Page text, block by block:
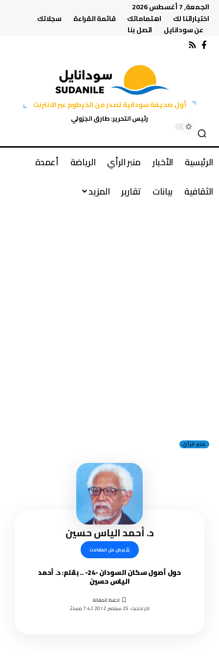
الجمعة, 7 أغسطس 2026
اختياراتنا لك
اهتماماتك قائمة القراءة
سجلاتك
عن سودانايل
اتصل بنا
أول صحيفة سودانية تصدر من الخرطوم عبر الانترنت
رئيس التحرير: طارق الجزولي
الرئيسية الأخبار منبر الرأي الرياضة
أعمدة
الثقافية
بيانات تقارير المزيد
منبر الرأي
د. أحمد الياس حسين
عرض كل المقالات
حول أصول سكان السودان -24- .. بقلم: د. أحمد
الياس حسين
اخر تحديث: 25 سبتمبر, 2012 7:42 مساءً